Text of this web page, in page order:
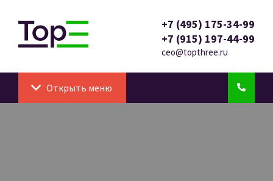
+7 (495) 175-34-99
+7 (915) 197-44-99
ceo@topthree.ru
Открыть меню